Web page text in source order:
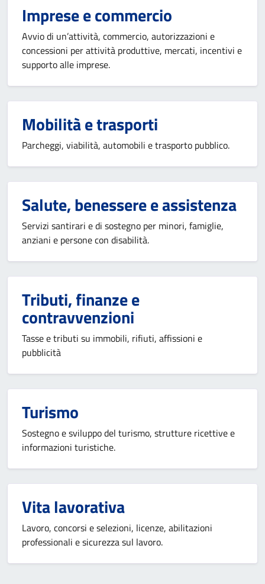
Imprese e commercio
Avvio di un’attività, commercio, autorizzazioni e
concessioni per attività produttive, mercati, incentivi e
supporto alle imprese.
Mobilità e trasporti
Parcheggi, viabilità, automobili e trasporto pubblico.
Salute, benessere e assistenza
Servizi santirari e di sostegno per minori, famiglie,
anziani e persone con disabilità.
Tributi, finanze e
contravvenzioni
Tasse e tributi su immobili, rifiuti, affissioni e
pubblicità
Turismo
Sostegno e sviluppo del turismo, strutture ricettive e
informazioni turistiche.
Vita lavorativa
Lavoro, concorsi e selezioni, licenze, abilitazioni
professionali e sicurezza sul lavoro.